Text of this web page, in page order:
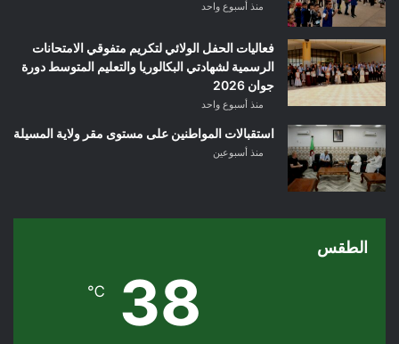
منذ أسبوع واحد
فعاليات الحفل الولائي لتكريم متفوقي الامتحانات
الرسمية لشهادتي البكالوريا والتعليم المتوسط دورة
جوان 2026
منذ أسبوع واحد
استقبالات المواطنين على مستوى مقر ولاية المسيلة
منذ أسبوعين
الطقس
38
℃